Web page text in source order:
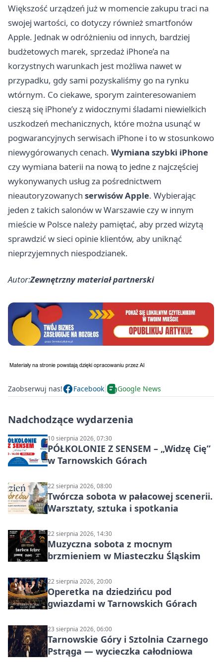
Większość urządzeń już w momencie zakupu traci na
swojej wartości, co dotyczy również smartfonów
Apple. Jednak w odróżnieniu od innych, bardziej
budżetowych marek, sprzedaż iPhone’a na
korzystnych warunkach jest możliwa nawet w
przypadku, gdy sami pozyskaliśmy go na rynku
wtórnym. Co ciekawe, sporym zainteresowaniem
cieszą się iPhone’y z widocznymi śladami niewielkich
uszkodzeń mechanicznych, które można usunąć w
pogwarancyjnych serwisach iPhone i to w stosunkowo
niewygórowanych cenach. Wymiana szybki iPhone
czy wymiana baterii na nową to jedne z najczęściej
wykonywanych usług za pośrednictwem
nieautoryzowanych serwisów Apple. Wybierając
jeden z takich salonów w Warszawie czy w innym
mieście w Polsce należy pamiętać, aby przed wizytą
sprawdzić w sieci opinie klientów, aby uniknąć
nieprzyjemnych niespodzianek.
Autor:Zewnętrzny materiał partnerski
Zaobserwuj nas! Facebook Google News
Nadchodzące wydarzenia
10 sierpnia 2026, 07:30
PÓŁKOLONIE Z SENSEM – „Widzę Cię”
w Tarnowskich Górach
22 sierpnia 2026, 08:00
Twórcza sobota w pałacowej scenerii.
Warsztaty, sztuka i spotkania
22 sierpnia 2026, 14:30
Muzyczna sobota z mocnym
brzmieniem w Miasteczku Śląskim
22 sierpnia 2026, 20:00
Operetka na dziedzińcu pod
gwiazdami w Tarnowskich Górach
23 sierpnia 2026, 06:00
Tarnowskie Góry i Sztolnia Czarnego
Pstrąga — wycieczka całodniowa